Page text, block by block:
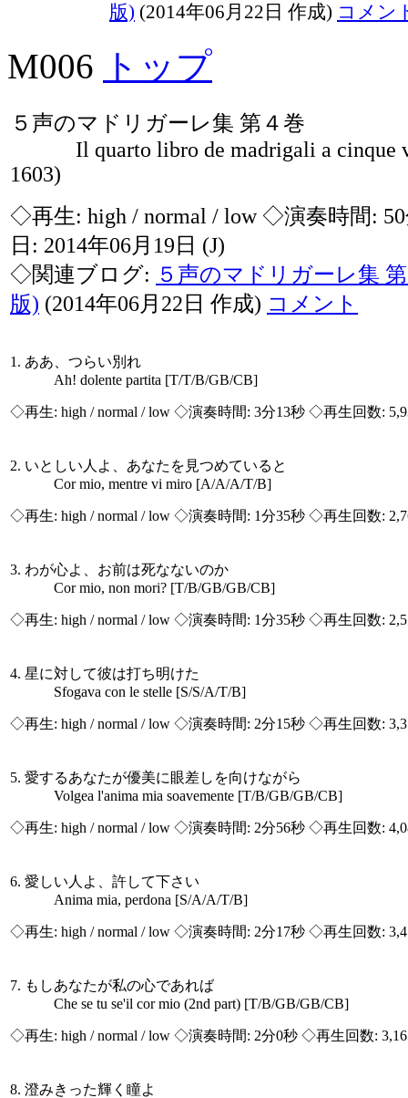
版) (2014年06月22日 作成) コメン
M006 トップ
５声のマドリガーレ集 第４巻
Il quarto libro de madrigali a cinque
1603)
◇再生: high / normal / low ◇演奏時間:
日: 2014年06月19日 (J)
◇関連ブログ: ５声のマドリガーレ集
版) (2014年06月22日 作成) コメント
1. ああ、つらい別れ
Ah! dolente partita [T/T/B/GB/CB]
◇再生: high / normal / low ◇演奏時間: 3分13秒 ◇再生回数:
2. いとしい人よ、あなたを見つめていると
Cor mio, mentre vi miro [A/A/A/T/B]
◇再生: high / normal / low ◇演奏時間: 1分35秒 ◇再生回数:
3. わが心よ、お前は死なないのか
Cor mio, non mori? [T/B/GB/GB/CB]
◇再生: high / normal / low ◇演奏時間: 1分35秒 ◇再生回数:
4. 星に対して彼は打ち明けた
Sfogava con le stelle [S/S/A/T/B]
◇再生: high / normal / low ◇演奏時間: 2分15秒 ◇再生回数:
5. 愛するあなたが優美に眼差しを向けながら
Volgea l'anima mia soavemente [T/B/GB/GB/CB]
◇再生: high / normal / low ◇演奏時間: 2分56秒 ◇再生回数:
6. 愛しい人よ、許して下さい
Anima mia, perdona [S/A/A/T/B]
◇再生: high / normal / low ◇演奏時間: 2分17秒 ◇再生回数:
7. もしあなたが私の心であれば
Che se tu se'il cor mio (2nd part) [T/B/GB/GB/CB]
◇再生: high / normal / low ◇演奏時間: 2分0秒 ◇再生回数:
8. 澄みきった輝く瞳よ